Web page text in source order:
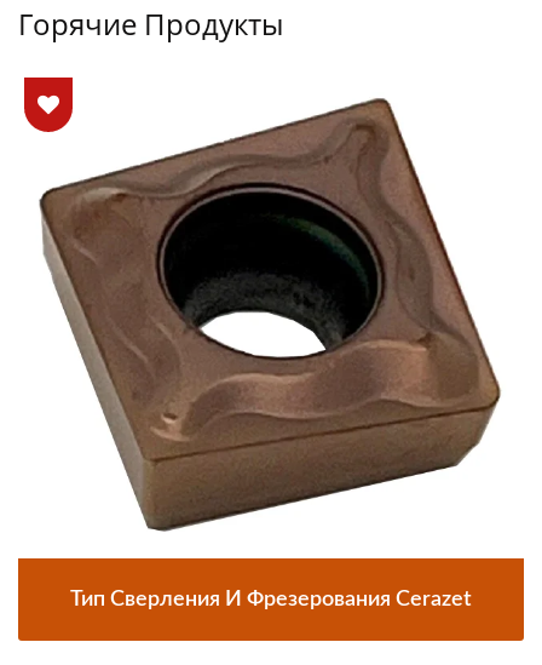
Горячие Продукты
Тип Сверления И Фрезерования Cerazet